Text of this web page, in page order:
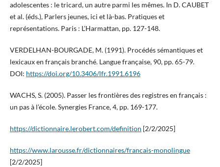
adolescentes : le tricard, un autre parmi les mêmes. In D. CAUBET
et al. (éds.), Parlers jeunes, ici et là-bas. Pratiques et
représentations. Paris : L’Harmattan, pp. 127-148.
VERDELHAN-BOURGADE, M. (1991). Procédés sémantiques et
lexicaux en français branché. Langue française, 90, pp. 65-79.
DOI: https://doi.org/10.3406/lfr.1991.6196
WACHS, S. (2005). Passer les frontières des registres en français :
un pas à l’école. Synergies France, 4, pp. 169-177.
https://dictionnaire.lerobert.com/definition [2/2/2025]
https://www.larousse.fr/dictionnaires/francais-monolingue
[2/2/2025]